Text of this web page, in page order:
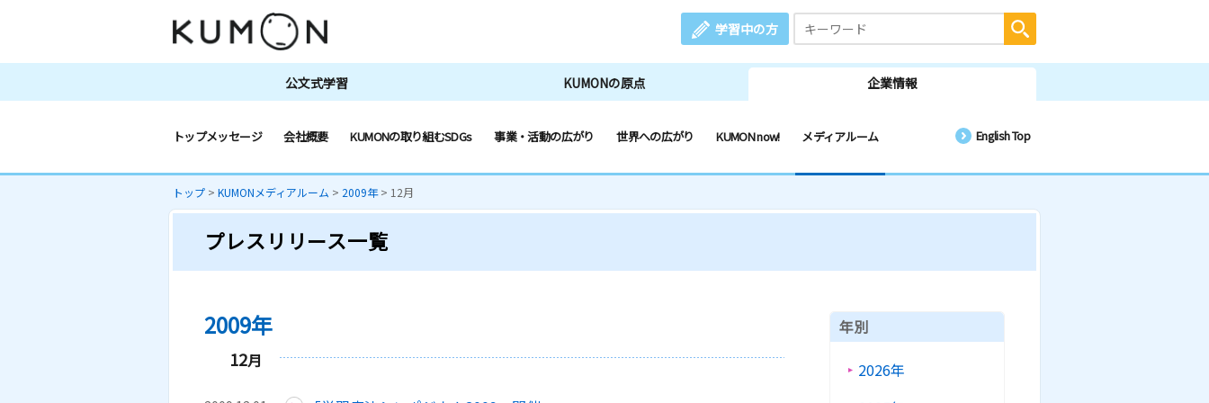
学習中の方
公文式学習 KUMONの原点 企業情報
トップメッセージ 会社概要 KUMONの取り組むSDGs 事業・活動の広がり 世界への広がり KUMON now! メディアルーム English Top
トップ > KUMONメディアルーム > 2009年> 12月
プレスリリース一覧
2009年
12月
年別
2026年